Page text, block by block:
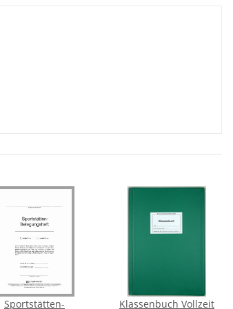
Sportstätten- Klassenbuch Vollzeit